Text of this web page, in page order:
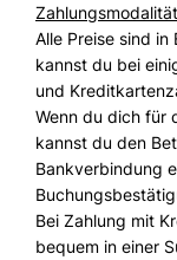
Alle Preise sind
kannst du bei
und
Wenn du dich für
kannst du den
Bankverbindung
Bei Zahlung mit
bequem in einer